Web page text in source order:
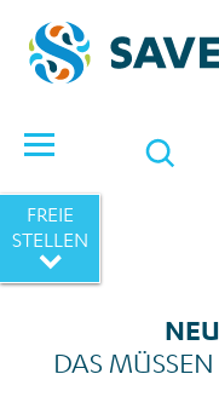
FREIE
STELLEN
DAS